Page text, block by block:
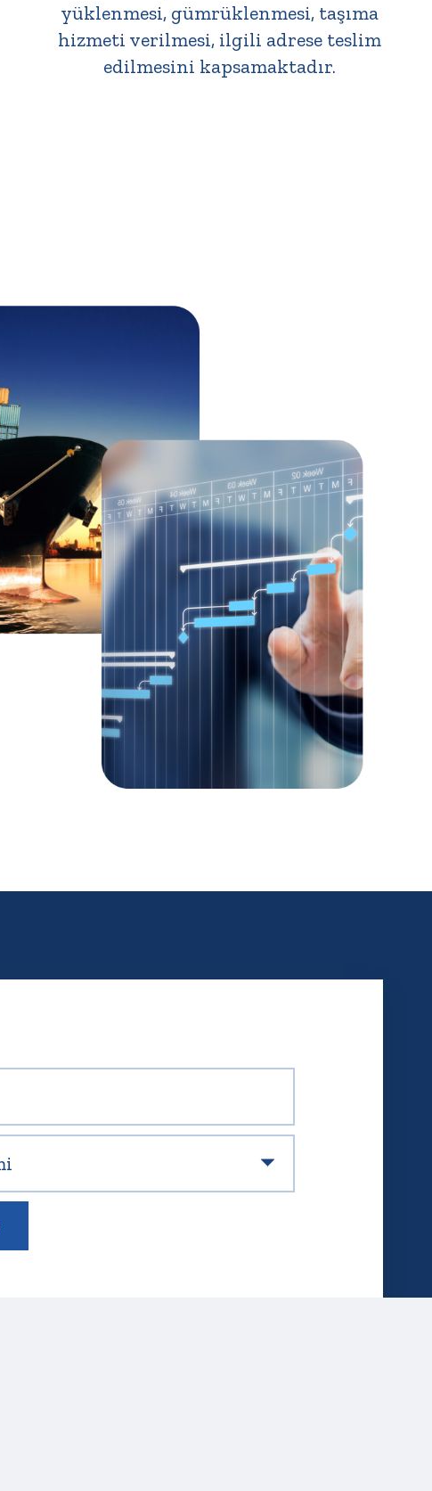
yüklenmesi, gümrüklenmesi, taşıma
hizmeti verilmesi, ilgili adrese teslim
edilmesini kapsamaktadır.